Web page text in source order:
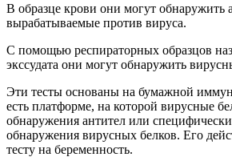
В образце крови они могут обнаружить
вырабатываемые против вируса.
С помощью респираторных образцов
экссудата они могут обнаружить
Эти тесты основаны на бумажной
есть платформе, на которой вирусные
обнаружения антител или
обнаружения вирусных белков. Его
тесту на беременность.